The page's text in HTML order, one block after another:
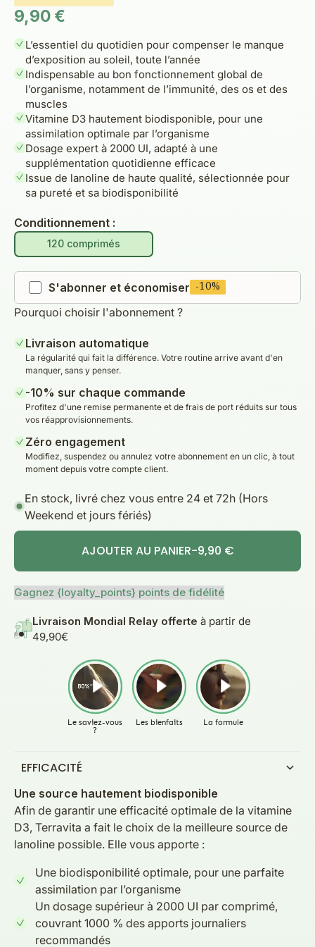
Prix de vente
9,90 €
L’essentiel du quotidien pour compenser le manque
d’exposition au soleil, toute l’année
Indispensable au bon fonctionnement global de
l’organisme, notamment de l’immunité, des os et des
muscles
Vitamine D3 hautement biodisponible, pour une
assimilation optimale par l’organisme
Dosage expert à 2000 UI, adapté à une
supplémentation quotidienne efficace
Issue de lanoline de haute qualité, sélectionnée pour
sa pureté et sa biodisponibilité
Conditionnement :
120 comprimés
S'abonner et économiser -10%
Pourquoi choisir l'abonnement ?
Livraison automatique
La régularité qui fait la différence. Votre routine arrive avant d'en
manquer, sans y penser.
-10% sur chaque commande
Profitez d'une remise permanente et de frais de port réduits sur tous
vos réapprovisionnements.
Zéro engagement
Modifiez, suspendez ou annulez votre abonnement en un clic, à tout
moment depuis votre compte client.
En stock, livré chez vous entre 24 et 72h (Hors
Weekend et jours fériés)
AJOUTER AU PANIER-9,90 €
Gagnez {loyalty_points} points de fidélité
Livraison Mondial Relay offerte à partir de
49,90€
EFFICACITÉ
Une source hautement biodisponible
Afin de garantir une efficacité optimale de la vitamine
D3, Terravita a fait le choix de la meilleure source de
lanoline possible. Elle vous apporte :
Une biodisponibilité optimale, pour une parfaite
assimilation par l’organisme
Un dosage supérieur à 2000 UI par comprimé,
couvrant 1000 % des apports journaliers
recommandés